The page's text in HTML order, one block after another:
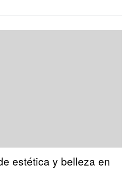
estética y belleza en